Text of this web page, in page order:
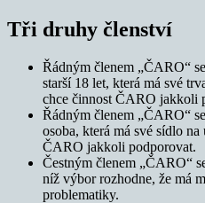
Tři druhy členství
Řádným členem „ČARO“
starší 18 let, která má své
chce činnost ČARO jakkoli
Řádným členem „ČARO“
osoba, která má své sídlo
ČARO jakkoli podporovat.
Čestným členem „ČARO“
níž výbor rozhodne, že má
problematiky.